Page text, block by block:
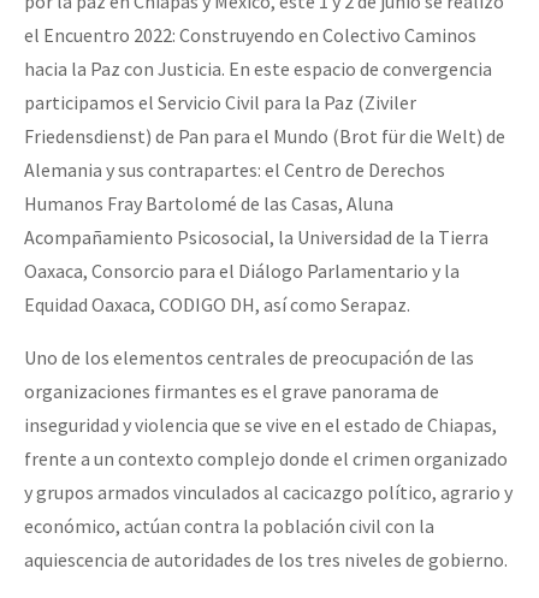
ETIQUETAS
MULTIMEDIA
Audio
Fotorreportaje
Video
Otras secciones
Semillero Guerra contra la Humanidad. (Las poblaciones y
la naturaleza bajo asedio)
Libros para descargar
Medios Libres
COVID-19
[25 abr – CDMX] Tokín por el CNI: 30 años de Resistencia y
el Encuentro 2022: Construyendo en Colectivo Caminos
hacia la Paz con Justicia. En este espacio de convergencia
participamos el Servicio Civil para la Paz (Ziviler
Friedensdienst) de Pan para el Mundo (Brot für die Welt) de
Alemania y sus contrapartes: el Centro de Derechos
Humanos Fray Bartolomé de las Casas, Aluna
Acompañamiento Psicosocial, la Universidad de la Tierra
Oaxaca, Consorcio para el Diálogo Parlamentario y la
Equidad Oaxaca, CODIGO DH, así como Serapaz.
Uno de los elementos centrales de preocupación de las
organizaciones firmantes es el grave panorama de
inseguridad y violencia que se vive en el estado de Chiapas,
frente a un contexto complejo donde el crimen organizado
y grupos armados vinculados al cacicazgo político, agrario y
económico, actúan contra la población civil con la
aquiescencia de autoridades de los tres niveles de gobierno.